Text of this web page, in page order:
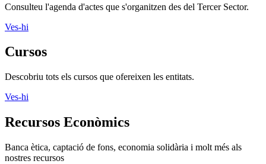
Consulteu l'agenda d'actes que s'organitzen des del Tercer Sector.
Ves-hi
Cursos
Descobriu tots els cursos que ofereixen les entitats.
Ves-hi
Recursos Econòmics
Banca ètica, captació de fons, economia solidària i molt més als
nostres recursos